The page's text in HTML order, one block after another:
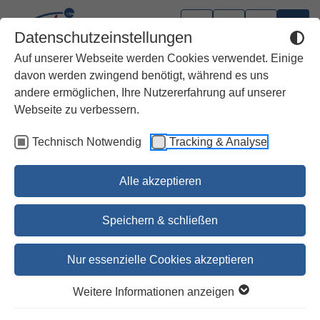
Datenschutzeinstellungen
Auf unserer Webseite werden Cookies verwendet. Einige
davon werden zwingend benötigt, während es uns
andere ermöglichen, Ihre Nutzererfahrung auf unserer
Webseite zu verbessern.
Technisch Notwendig Tracking & Analyse
Alle akzeptieren
Speichern & schließen
Nur essenzielle Cookies akzeptieren
Weitere Informationen anzeigen